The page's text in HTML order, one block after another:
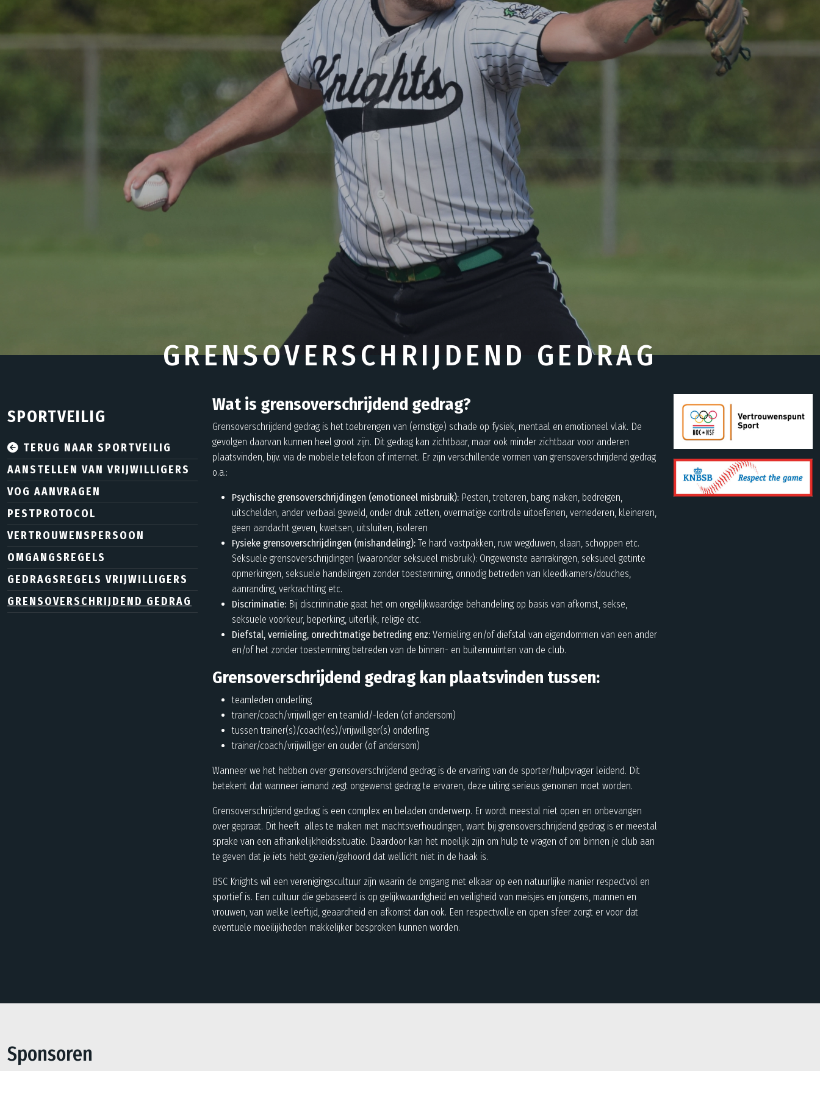
GRENSOVERSCHRIJDEND GEDRAG
SPORTVEILIG
TERUG NAAR SPORTVEILIG
AANSTELLEN VAN VRIJWILLIGERS
VOG AANVRAGEN
PESTPROTOCOL
VERTROUWENSPERSOON
OMGANGSREGELS
GEDRAGSREGELS VRIJWILLIGERS
GRENSOVERSCHRIJDEND GEDRAG
Wat is grensoverschrijdend gedrag?
Grensoverschrijdend gedrag is het toebrengen van (ernstige) schade op fysiek, mentaal en emotioneel vlak. De
gevolgen daarvan kunnen heel groot zijn. Dit gedrag kan zichtbaar, maar ook minder zichtbaar voor anderen
plaatsvinden, bijv. via de mobiele telefoon of internet. Er zijn verschillende vormen van grensoverschrijdend gedrag
o.a.:
Psychische grensoverschrijdingen (emotioneel misbruik): Pesten, treiteren, bang maken, bedreigen,
uitschelden, ander verbaal geweld, onder druk zetten, overmatige controle uitoefenen, vernederen, kleineren,
geen aandacht geven, kwetsen, uitsluiten, isoleren
Fysieke grensoverschrijdingen (mishandeling): Te hard vastpakken, ruw wegduwen, slaan, schoppen etc.
Seksuele grensoverschrijdingen (waaronder seksueel misbruik): Ongewenste aanrakingen, seksueel getinte
opmerkingen, seksuele handelingen zonder toestemming, onnodig betreden van kleedkamers/douches,
aanranding, verkrachting etc.
Discriminatie: Bij discriminatie gaat het om ongelijkwaardige behandeling op basis van afkomst, sekse,
seksuele voorkeur, beperking, uiterlijk, religie etc.
Diefstal, vernieling, onrechtmatige betreding enz: Vernieling en/of diefstal van eigendommen van een ander
en/of het zonder toestemming betreden van de binnen- en buitenruimten van de club.
Grensoverschrijdend gedrag kan plaatsvinden tussen:
teamleden onderling
trainer/coach/vrijwilliger en teamlid/-leden (of andersom)
tussen trainer(s)/coach(es)/vrijwilliger(s) onderling
trainer/coach/vrijwilliger en ouder (of andersom)
Wanneer we het hebben over grensoverschrijdend gedrag is de ervaring van de sporter/hulpvrager leidend. Dit
betekent dat wanneer iemand zegt ongewenst gedrag te ervaren, deze uiting serieus genomen moet worden.
Grensoverschrijdend gedrag is een complex en beladen onderwerp. Er wordt meestal niet open en onbevangen
over gepraat. Dit heeft alles te maken met machtsverhoudingen, want bij grensoverschrijdend gedrag is er meestal
sprake van een afhankelijkheidssituatie. Daardoor kan het moeilijk zijn om hulp te vragen of om binnen je club aan
te geven dat je iets hebt gezien/gehoord dat wellicht niet in de haak is.
BSC Knights wil een verenigingscultuur zijn waarin de omgang met elkaar op een natuurlijke manier respectvol en
sportief is. Een cultuur die gebaseerd is op gelijkwaardigheid en veiligheid van meisjes en jongens, mannen en
vrouwen, van welke leeftijd, geaardheid en afkomst dan ook. Een respectvolle en open sfeer zorgt er voor dat
eventuele moeilijkheden makkelijker besproken kunnen worden.
Sponsoren